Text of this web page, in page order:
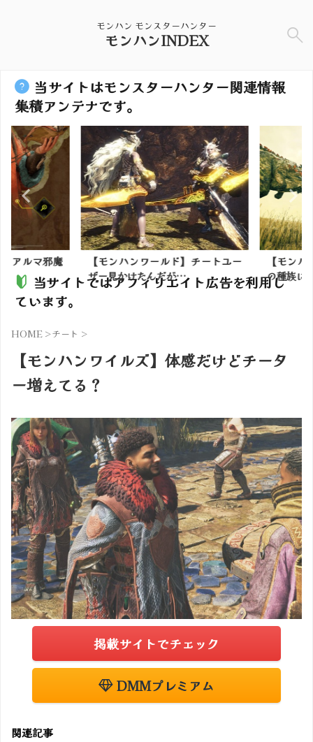
モンハン モンスターハンター
モンハンINDEX
当サイトはモンスターハンター関連情報
集積アンテナです。
ルマ邪魔
【モンハンワールド】チートユー
ザー見かけたんだが…
【モンハ
の種族につ
当サイトではアフィリエイト広告を利用し
ています。
HOME >チート >
【モンハンワイルズ】体感だけどチータ
ー増えてる？
掲載サイトでチェック
DMMプレミアム
関連記事